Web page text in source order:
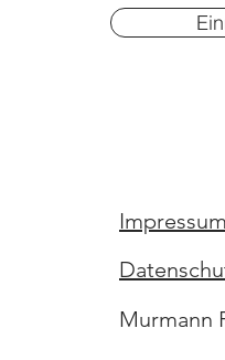
Impressum
Murmann